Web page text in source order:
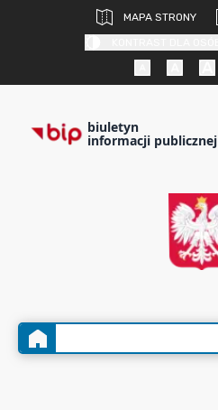
MAPA STRONY
biuletyn
informacji publicznej